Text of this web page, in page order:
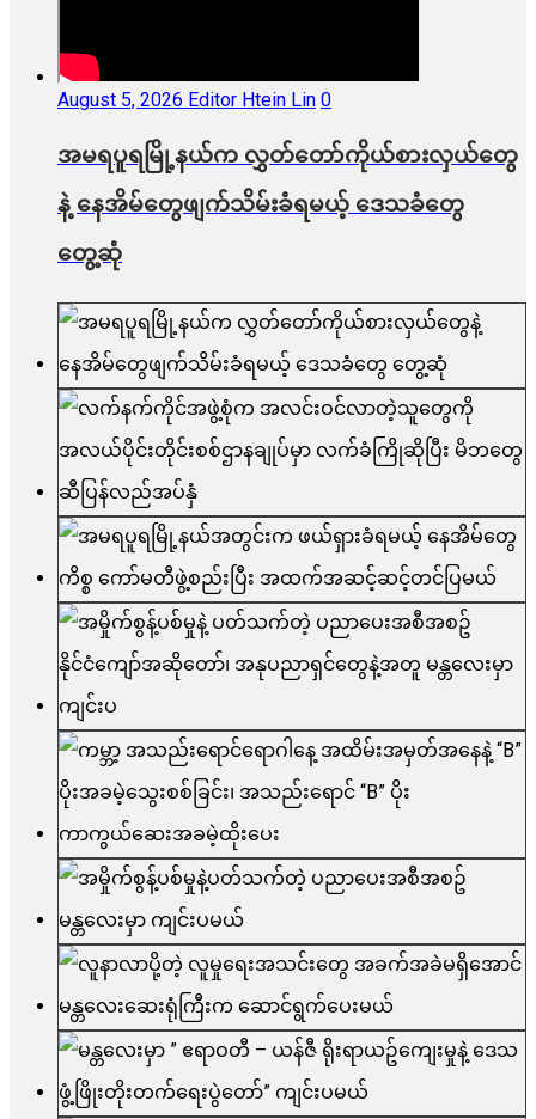
August 5, 2026 Editor Htein Lin 0
အမရပူရမြို့နယ်က လွှတ်တော်ကိုယ်စားလှယ်တွေ
နဲ့ နေအိမ်တွေဖျက်သိမ်းခံရမယ့် ဒေသခံတွေ
တွေ့ဆုံ